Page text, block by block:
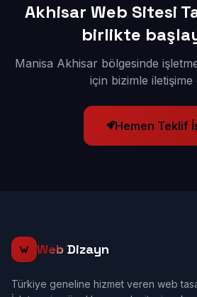
Akhisar Web Sitesi
birlikte
Manisa Akhisar bölgesinde
için bizimle iletişime
Hemen Teklif
Web Dizayn
Türkiye geneline hizmet veren web